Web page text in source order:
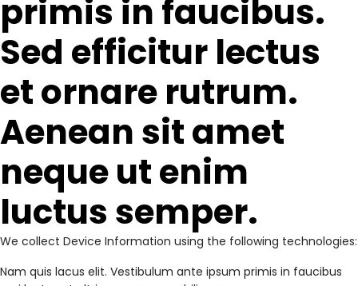
primis in faucibus.
Sed efficitur lectus
et ornare rutrum.
Aenean sit amet
neque ut enim
luctus semper.
We collect Device Information using the following technologies:
Nam quis lacus elit. Vestibulum ante ipsum primis in faucibus